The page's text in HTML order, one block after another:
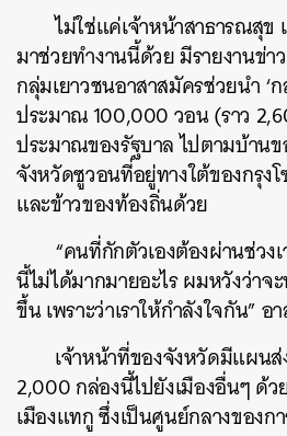
ไม่ใช่แค่เจ้าหน้าสาธารณสุข
มาช่วยทำงานนี้ด้วย มีรายงานข่า
กลุ่มเยาวชนอาสาสมัครช่วยนำ ‘
ประมาณ 100,000 วอน (ราว
ประมาณของรัฐบาล ไปตามบ้าน
จังหวัดซูวอนที่อยู่ทางใต้ของกรุง
และข้าวของท้องถิ่นด้วย
“คนที่กักตัวเองต้องผ่านช่วง
นี้ไม่ได้มากมายอะไร ผมหวังว่าจ
ขึ้น เพราะว่าเราให้กำลังใจกัน”
เจ้าหน้าที่ของจังหวัดมีแผน
2,000 กล่องนี้ไปยังเมืองอื่นๆ ด้
เมืองแทกู ซึ่งเป็นศูนย์กลางของก
SHARE TWEET